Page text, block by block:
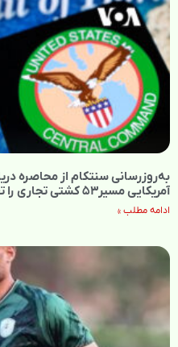
به‌روزرسانی سنتکام از محاصره
آمریکایی مسیر۵۳ کشتی تجاری را تغییر دادند – صدای آمریکا
ادامه مطلب »